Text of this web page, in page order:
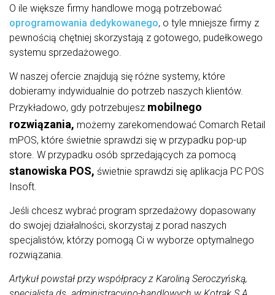
O ile większe firmy handlowe mogą potrzebować
oprogramowania dedykowanego, o tyle mniejsze firmy z
pewnością chętniej skorzystają z gotowego, pudełkowego
systemu sprzedażowego.
W naszej ofercie znajdują się różne systemy, które
dobieramy indywidualnie do potrzeb naszych klientów.
Przykładowo, gdy potrzebujesz mobilnego
rozwiązania, możemy zarekomendować Comarch Retail
mPOS, które świetnie sprawdzi się w przypadku pop-up
store. W przypadku osób sprzedających za pomocą
stanowiska POS, świetnie sprawdzi się aplikacja PC POS
Insoft.
Jeśli chcesz wybrać program sprzedażowy dopasowany
do swojej działalności, skorzystaj z porad naszych
specjalistów, którzy pomogą Ci w wyborze optymalnego
rozwiązania.
Artykuł powstał przy współpracy z Karoliną Seroczyńską,